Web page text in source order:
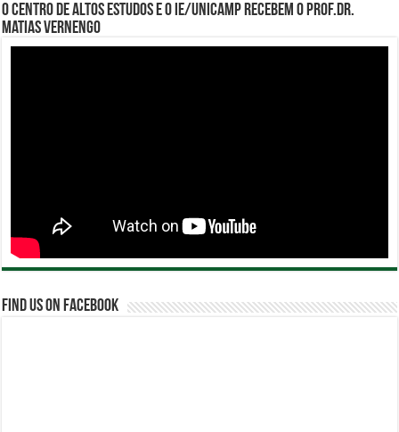
O Centro de Altos Estudos e o IE/Unicamp recebem o Prof.Dr.
Matias Vernengo
Find us on Facebook